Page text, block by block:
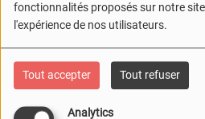
fonctionnalités proposés sur notre
l'expérience de nos utilisateurs.
Tout accepter Tout refuser
Analytics